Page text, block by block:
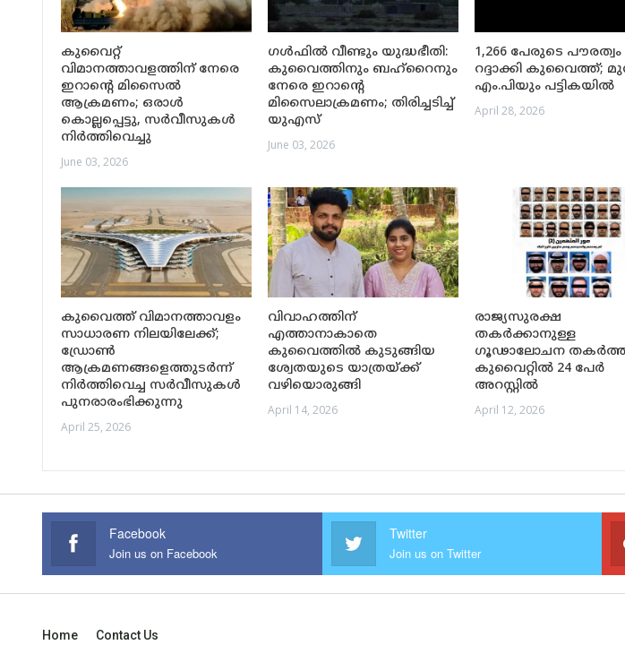
കുവൈറ്റ്
വിമാനത്താവളത്തിന് നേരെ
ഇറാന്റെ മിസൈൽ
ആക്രമണം; ഒരാൾ
കൊല്ലപ്പെട്ടു, സർവീസുകൾ
നിർത്തിവെച്ചു
June 03, 2026
ഗൾഫിൽ വീണ്ടും യുദ്ധഭീതി:
കുവൈത്തിനും ബഹ്‌റൈനും
നേരെ ഇറാന്റെ
മിസൈലാക്രമണം; തിരിച്ചടിച്ച്
യുഎസ്
June 03, 2026
1,266 പേരുടെ പൗരത്വം
റദ്ദാക്കി കുവൈത്ത്;
എം.പിയും പട്ടികയിൽ
April 28, 2026
കുവൈത്ത് വിമാനത്താവളം
സാധാരണ നിലയിലേക്ക്;
ഡ്രോൺ
ആക്രമണങ്ങളെത്തുടർന്ന്
നിർത്തിവെച്ച സർവീസുകൾ
പുനരാരംഭിക്കുന്നു
April 25, 2026
വിവാഹത്തിന്
എത്താനാകാതെ
കുവൈത്തിൽ കുടുങ്ങിയ
ശ്വേതയുടെ യാത്രയ്ക്ക്
വഴിയൊരുങ്ങി
April 14, 2026
രാജ്യസുരക്ഷ
തകർക്കാനുള്ള
ഗൂഢാലോചന
കുവൈറ്റിൽ 24 പേർ
അറസ്റ്റിൽ
April 12, 2026
Facebook
Join us on Facebook
Twitter
Join us on Twitter
Home Contact Us